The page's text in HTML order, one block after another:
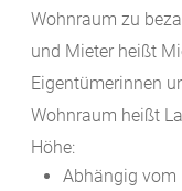
Wohnraum zu
und Mieter heißt
Eigentümerinnen
Wohnraum heißt
Höhe:
Abhängig vom